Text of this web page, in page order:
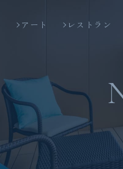
アート レストラン